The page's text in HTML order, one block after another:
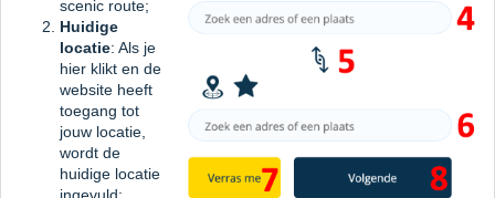
scenic route;
Huidige
locatie: Als je
hier klikt en de
website heeft
toegang tot
jouw locatie,
wordt de
huidige locatie